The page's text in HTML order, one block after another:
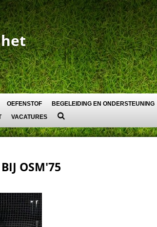
OEFENSTOF
BEGELEIDING EN ONDERSTEUNING
VACATURES
OSM'75